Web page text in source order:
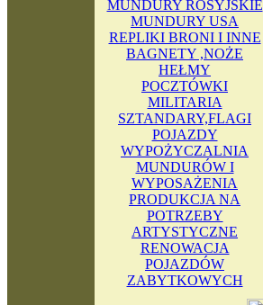
MUNDURY ROSYJSKIE
MUNDURY USA
REPLIKI BRONI I INNE
BAGNETY ,NOŻE
HEŁMY
POCZTÓWKI
MILITARIA
SZTANDARY,FLAGI
POJAZDY
WYPOŻYCZALNIA
MUNDURÓW I
WYPOSAŻENIA
PRODUKCJA NA
POTRZEBY
ARTYSTYCZNE
RENOWACJA
POJAZDÓW
ZABYTKOWYCH